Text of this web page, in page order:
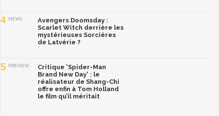
4 NEWS
Avengers Doomsday :
Scarlet Witch derrière les
mystérieuses Sorcières
de Latvérie ?
5 PREVIEW
Critique 'Spider-Man
Brand New Day' : le
réalisateur de Shang-Chi
offre enfin à Tom Holland
le film qu’il méritait